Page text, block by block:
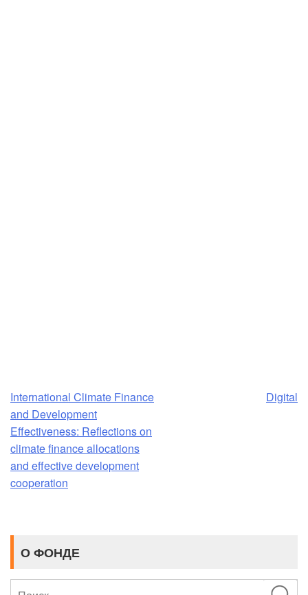
Навигация
по
записям
International Climate Finance
and Development
Effectiveness: Reflections on
climate finance allocations
and effective development
cooperation
Digital
О ФОНДЕ